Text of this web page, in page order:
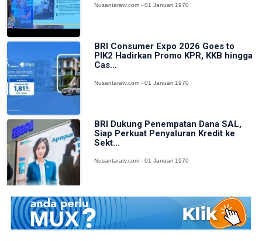
Nusantaratv.com - 01 Januari 1970
BRI Consumer Expo 2026 Goes to
PIK2 Hadirkan Promo KPR, KKB hingga
Cas...
Nusantaratv.com - 01 Januari 1970
BRI Dukung Penempatan Dana SAL,
Siap Perkuat Penyaluran Kredit ke
Sekt...
Nusantaratv.com - 01 Januari 1970